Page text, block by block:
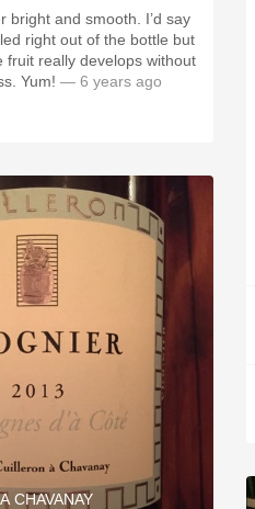
bright and smooth. I’d say
right out of the bottle but
fruit really develops without
Yum! — 6 years ago
CHAVANAY